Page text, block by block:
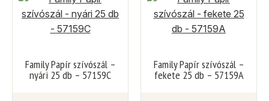
Family Papír szívószál –
nyári 25 db – 57159C
Family Papír szívószál –
fekete 25 db – 57159A